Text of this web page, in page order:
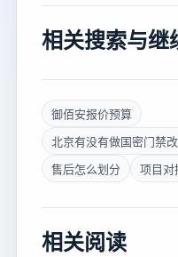
相关搜索与继
御佰安报价预算
北京有没有做国密门禁
售后怎么划分
项目对
相关阅读